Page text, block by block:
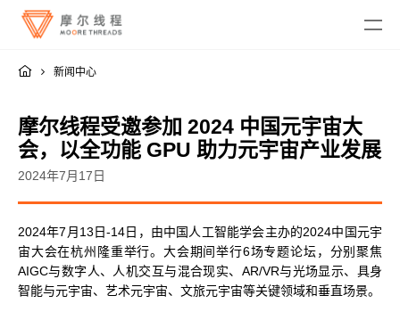
MTT SGX5000
MTT S5000
融合智算中心
DigitalME 数字人
AI Reality
云电脑
新闻中心
摩尔线程受邀参加 2024 中国元宇宙大
会，以全功能 GPU 助力元宇宙产业发展
2024年7月17日
2024年7月13日-14日，由中国人工智能学会主办的2024中国元宇
宙大会在杭州隆重举行。大会期间举行6场专题论坛，分别聚焦
AIGC与数字人、人机交互与混合现实、AR/VR与光场显示、具身
智能与元宇宙、艺术元宇宙、文旅元宇宙等关键领域和垂直场景。